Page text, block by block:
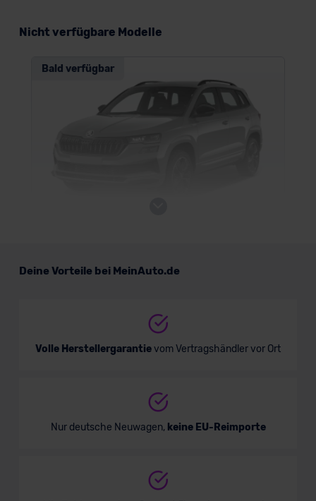
Nicht verfügbare Modelle
Bald verfügbar
Deine Vorteile bei MeinAuto.de
Volle Herstellergarantievom Vertragshändler vor Ort
Nur deutsche Neuwagen, keine EU-Reimporte